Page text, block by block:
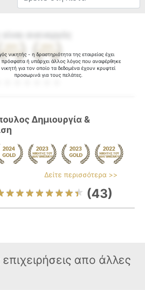
νικητής - η δραστηριότητα της εταιρείας έχει
πρόσφατα ή υπάρχει άλλος λόγος που αναφέρθηκε
για τον οποίο τα δεδομένα έχουν κρυφτεί
προσωρινά για τους πελάτες.
Δημιουργία &
Δείτε περισσότερα >>
(43)
απο άλλες